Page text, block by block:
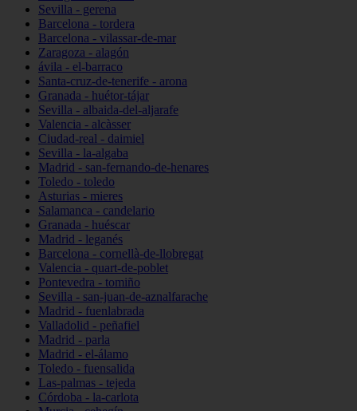
Sevilla - gerena
Barcelona - tordera
Barcelona - vilassar-de-mar
Zaragoza - alagón
ávila - el-barraco
Santa-cruz-de-tenerife - arona
Granada - huétor-tájar
Sevilla - albaida-del-aljarafe
Valencia - alcàsser
Ciudad-real - daimiel
Sevilla - la-algaba
Madrid - san-fernando-de-henares
Toledo - toledo
Asturias - mieres
Salamanca - candelario
Granada - huéscar
Madrid - leganés
Barcelona - cornellà-de-llobregat
Valencia - quart-de-poblet
Pontevedra - tomiño
Sevilla - san-juan-de-aznalfarache
Madrid - fuenlabrada
Valladolid - peñafiel
Madrid - parla
Madrid - el-álamo
Toledo - fuensalida
Las-palmas - tejeda
Córdoba - la-carlota